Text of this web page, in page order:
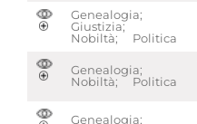
Genealogia;
Giustizia;
Nobiltà; Politica
Genealogia;
Nobiltà; Politica
Genealogia;